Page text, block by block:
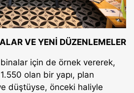
VE YENİ DÜZENLEMELER
için de örnek vererek,
olan bir yapı, plan
düştüyse, önceki haliyle